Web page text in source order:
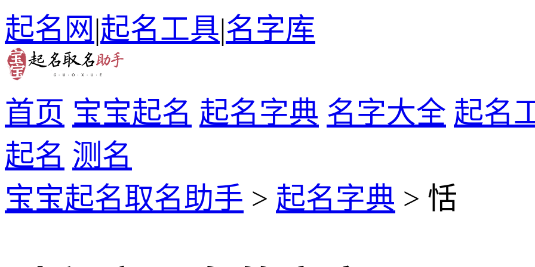
起名网|起名工具|名字库
首页 宝宝起名 起名字典 名字大全 起名
起名 测名
宝宝起名取名助手 > 起名字典 > 恬